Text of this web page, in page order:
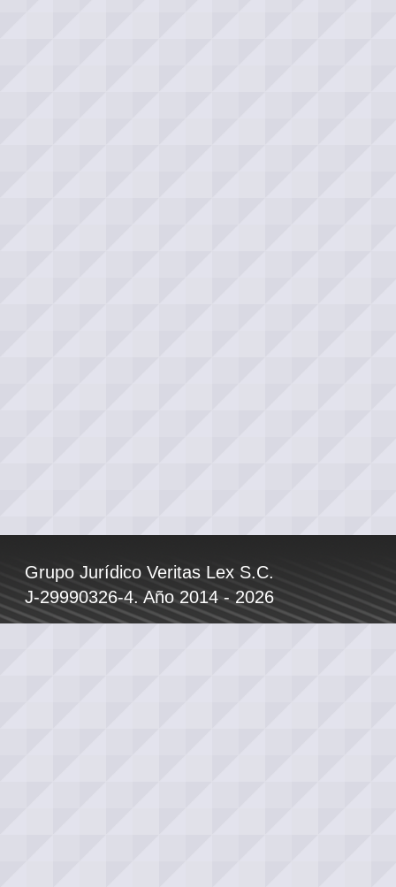
Grupo Jurídico Veritas Lex S.C.
J-29990326-4. Año 2014 - 2026